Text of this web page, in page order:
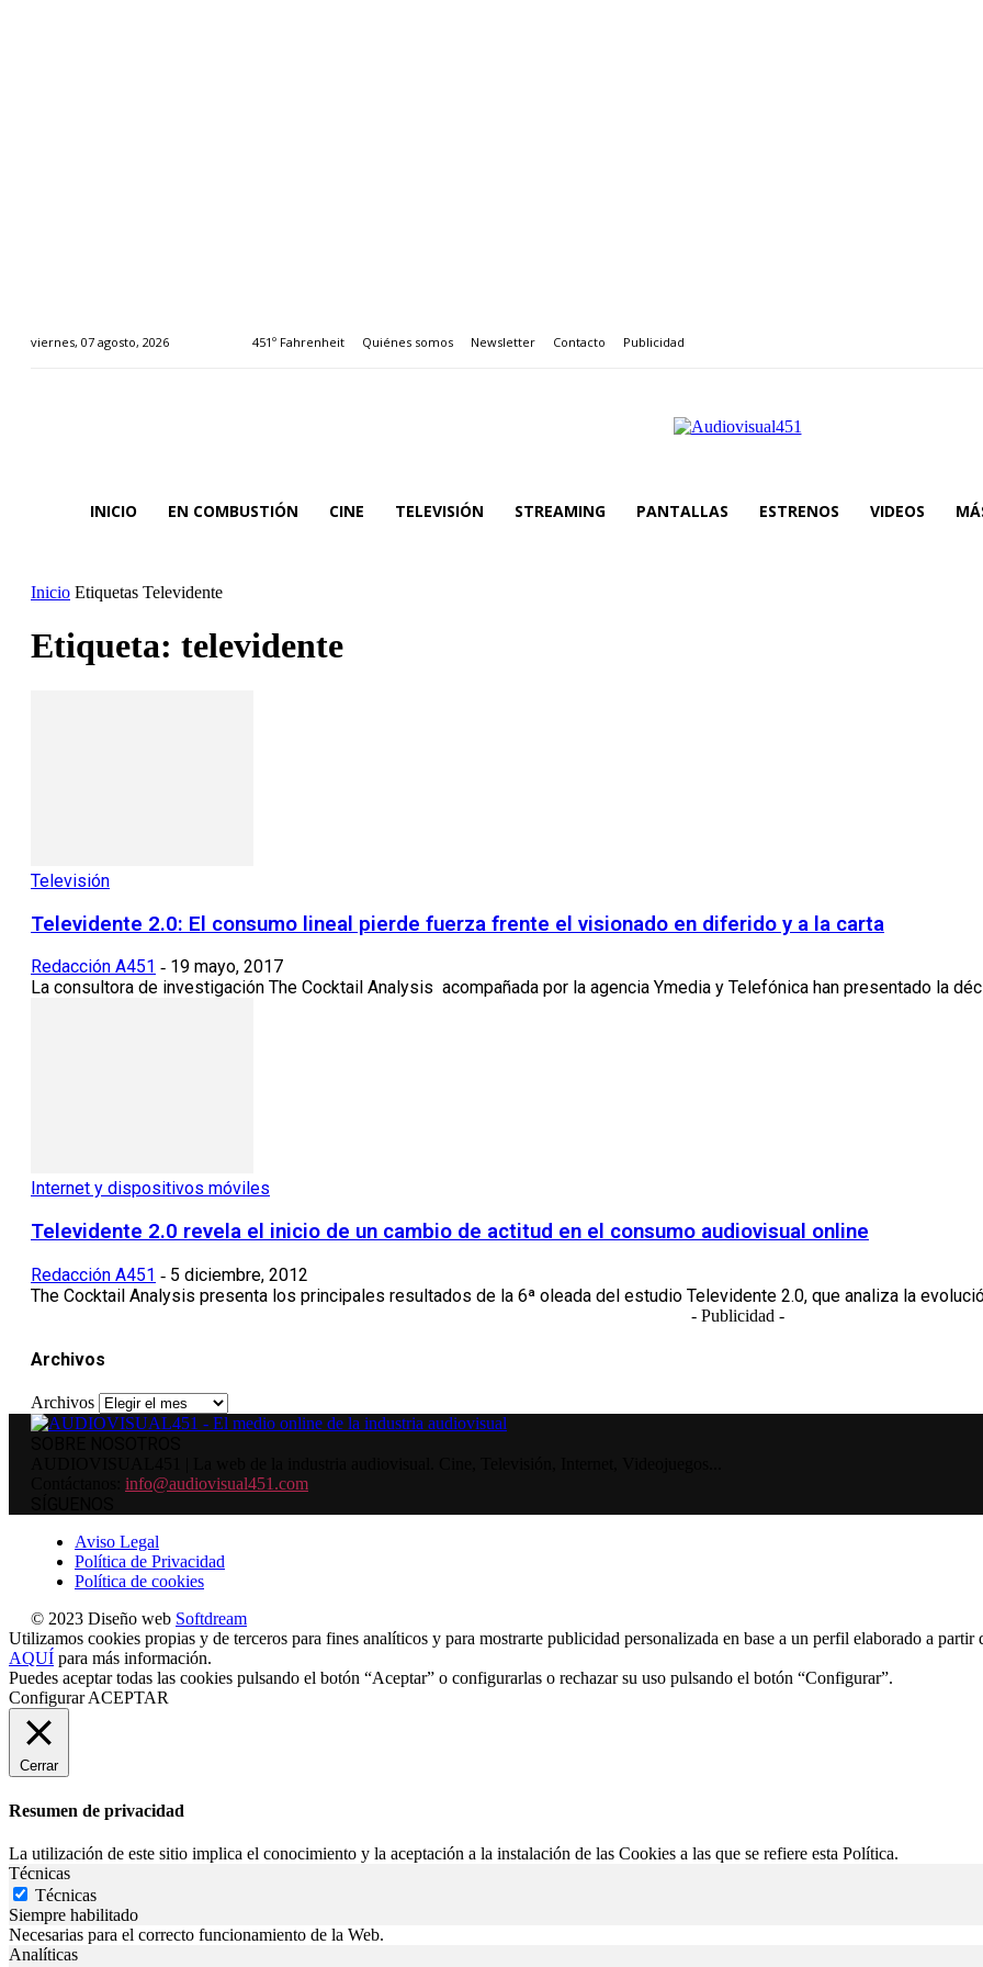
viernes, 07 agosto, 2026 451º Fahrenheit Quiénes somos Newsletter Contacto Publicidad
INICIO EN COMBUSTIÓN CINE TELEVISIÓN STREAMING PANTALLAS ESTRENOS VIDEOS
Inicio Etiquetas Televidente
Etiqueta: televidente
Televisión
Televidente 2.0: El consumo lineal pierde fuerza frente el visionado en diferido y a la carta
Redacción A451 - 19 mayo, 2017
La consultora de investigación The Cocktail Analysis acompañada por la agencia Ymedia y Telefónica han presentado la
Internet y dispositivos móviles
Televidente 2.0 revela el inicio de un cambio de actitud en el consumo audiovisual online
Redacción A451 - 5 diciembre, 2012
The Cocktail Analysis presenta los principales resultados de la 6ª oleada del estudio Televidente 2.0, que analiza la
- Publicidad -
Archivos
Archivos
info@audiovisual451.com
Aviso Legal
Política de Privacidad
Política de cookies
© 2023 Diseño web Softdream
Utilizamos cookies propias y de terceros para fines analíticos y para mostrarte publicidad personalizada en base a un perfil elaborado a
AQUÍ para más información.
Puedes aceptar todas las cookies pulsando el botón “Aceptar” o configurarlas o rechazar su uso pulsando el botón “Configurar”.
Configurar ACEPTAR
Cerrar
Resumen de privacidad
La utilización de este sitio implica el conocimiento y la aceptación a la instalación de las Cookies a las que se refiere esta Política.
Técnicas
Técnicas
Siempre habilitado
Necesarias para el correcto funcionamiento de la Web.
Analíticas